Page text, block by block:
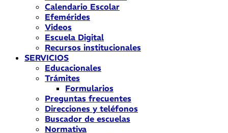
Calendario Escolar
Efemérides
Videos
Escuela Digital
Recursos institucionales
SERVICIOS
Educacionales
Trámites
Formularios
Preguntas frecuentes
Direcciones y teléfonos
Buscador de escuelas
Normativa